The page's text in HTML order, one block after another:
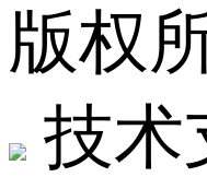
版权
技术